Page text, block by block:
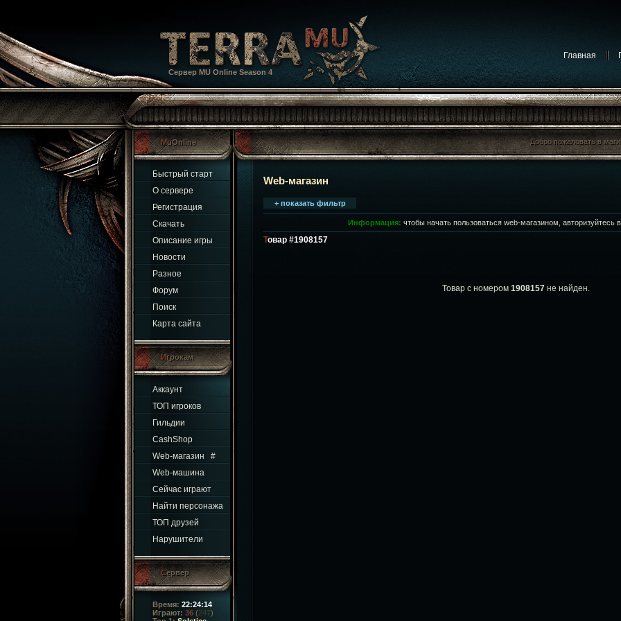
Сервер MU Online Season 4
Главная
MuOnline
Быстрый старт
О сервере
Регистрация
Скачать
Описание игры
Новости
Разное
Форум
Поиск
Карта сайта
Игрокам
Аккаунт
ТОП игроков
Гильдии
CashShop
Web-магазин
#
Web-машина
Сейчас играют
Найти персонажа
ТОП друзей
Нарушители
Сервер
Время: 22:24:15
Играют: 36 (247)
Добро пожаловать в
Добро пожаловать в
Web-магазин
+ показать фильтр
Информация: чтобы начать пользоваться web-магазином, авторизуйтесь в
Товар #1908157
Товар с номером 1908157не найден.